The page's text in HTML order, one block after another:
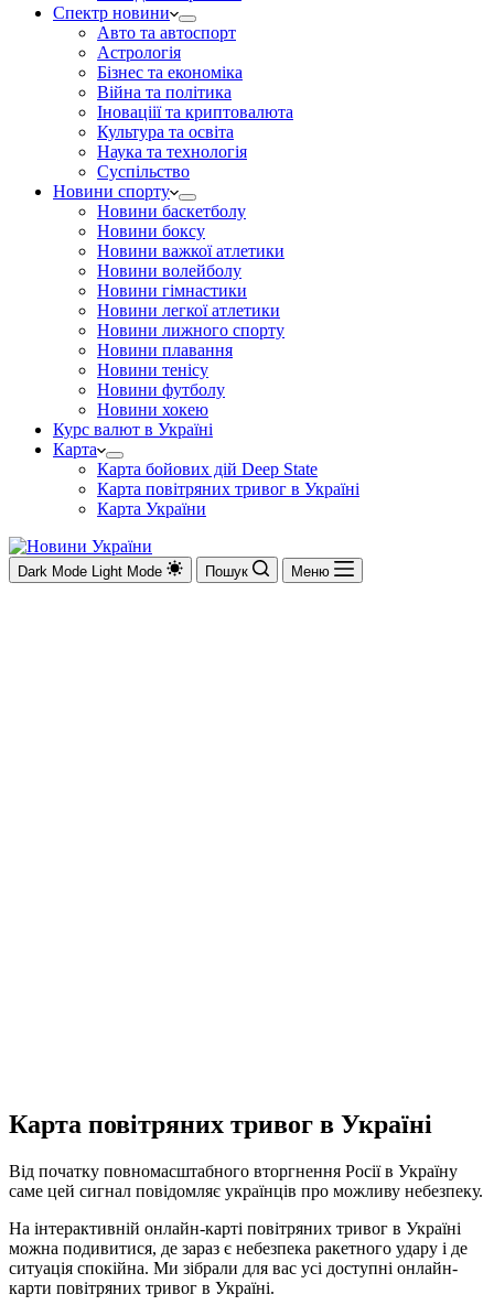
Спектр новини
Авто та автоспорт
Астрологія
Бізнес та економіка
Війна та політика
Іноваціії та криптовалюта
Культура та освіта
Наука та технологія
Суспільство
Новини спорту
Новини баскетболу
Новини боксу
Новини важкої атлетики
Новини волейболу
Новини гімнастики
Новини легкої атлетики
Новини лижного спорту
Новини плавання
Новини тенісу
Новини футболу
Новини хокею
Курс валют в Україні
Карта
Карта бойових дій Deep State
Карта повітряних тривог в Україні
Карта України
Dark Mode Light Mode Пошук Меню
Карта повітряних тривог в Україні
Від початку повномасштабного вторгнення Росії в Україну
саме цей сигнал повідомляє українців про можливу небезпеку.
На інтерактивній онлайн-карті повітряних тривог в Україні
можна подивитися, де зараз є небезпека ракетного удару і де
ситуація спокійна. Ми зібрали для вас усі доступні онлайн-
карти повітряних тривог в Україні.